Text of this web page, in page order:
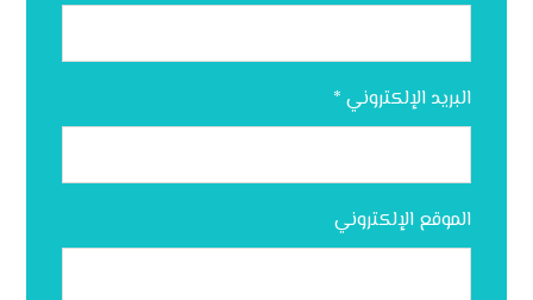
البريد الإلكتروني *
الموقع الإلكتروني